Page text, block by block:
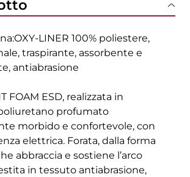
LINER 100% poliestere,
traspirante, assorbente e
antiabrasione
FOAM ESD, realizzata in
profumato
morbido e confortevole, con
elettrica. Forata, dalla forma
abbraccia e sostiene l’arco
in tessuto antiabrasione,